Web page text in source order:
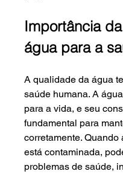
Importância
água para a
A qualidade da água
saúde humana. A
para a vida, e seu
fundamental para
corretamente.
está contaminada,
problemas de saúde,